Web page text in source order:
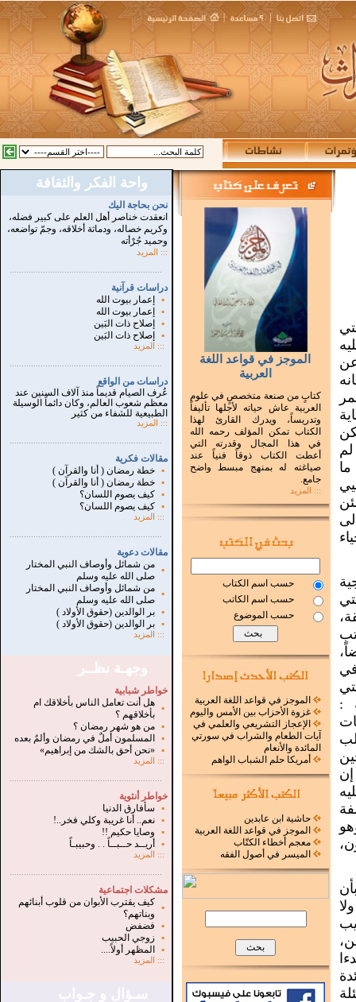
واحة الفكر والثقافة
نحن بحاجة اليك
انعقدت خناصر أهل العلم على كبير فضله،
وكريم خصاله، ودماثة أخلاقه، وجمّ تواضعه،
وحميد جُرْأته
::: المزيد
دراسات قرآنية
▪
إعمار بيوت الله
▪
إعمار بيوت الله
▪
إصلاح ذات البَين
▪
إصلاح ذات البَين
:::
المزيد
دراسات من الواقع
عُرف الصيام قديماً منذ آلاف السنين عند
معظم شعوب العالم، وكان دائماً الوسيلة
الطبيعية للشفاء من كثير
:::
المزيد
مقالات فكرية
▪
خطة رمضان ( أنا والقرآن )
▪
خطة رمضان ( أنا والقرآن )
▪
كيف يصوم اللسان؟
▪
كيف يصوم اللسان؟
:::
المزيد
مقالات دعوية
▪
من شمائل وأوصاف النبي المختار
صلى الله عليه وسلم
▪
من شمائل وأوصاف النبي المختار
صلى الله عليه وسلم
▪
بر الوالدين (حقوق الأولاد )
▪
بر الوالدين (حقوق الأولاد )
::: المزيد
وجهـة نظــر
خواطر شبابية
▪
هل أنت تعامل الناس بأخلاقك ام
بأخلاقهم ؟
▪
من هو شهر رمضان ؟
▪
المسلمون أملٌ في رمضان وألمٌ بعده
▪
«نحن أحق بالشك من إبراهيم»
:::
المزيد
خواطر أنثوية
▪
سأفارق الدنيا
▪
نعم.. أنا غريبة وكلي فخر..!
▪
وصايا حكيم !!
▪
أريــد حــبــاً . . وحبيبـاً
:::
المزيد
مشكلات اجتماعية
▪
كيف يقترب الأبوان من قلوب أبنائهم
وبناتهم؟
▪
فضفض
▪
زوجي الحبيب
▪
المظهر أولاً....
::: المزيد
الموجز في قواعد اللغة
العربية
كتابٍ من صنعة متخصصٍ في علوم
العربية عاش حياته لأجلها تأليفاً
وتدريساً، ويدرك القارئ لهذا
الكتاب تمكن المؤلف رحمه الله
في هذا المجال وقدرته التي
أعطت الكتاب ذوقاً فنياً عند
صياغته له بمنهج مبسط واضح
جامع.
::: المزيد
حسب اسم الكتاب
حسب اسم الكاتب
حسب الموضوع
الموجز في قواعد اللغة العربية
غزوة الأحزاب بين الأمس واليوم
الإعجاز التشريعي والعلمي في
آيات الطعام والشراب في سورتي
المائدة والأنعام
أمريكا حلم الشباب الواهم
حاشية ابن عابدين
الموجز في قواعد اللغة العربية
معجم أخطاء الكتّاب
الميسر في أصول الفقه
ما
: